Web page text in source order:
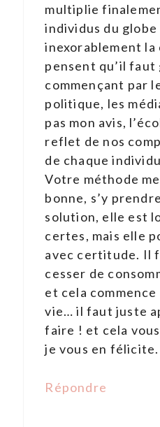
multiplie
individus du globe
inexorablement la
pensent qu’il faut
commençant par
politique, les
pas mon avis,
reflet de nos
de chaque
Votre méthode
bonne, s’y
solution, elle est
certes, mais elle
avec certitude. Il
cesser de
et cela
vie… il faut juste
faire ! et cela
je vous en félicite.
Répondre